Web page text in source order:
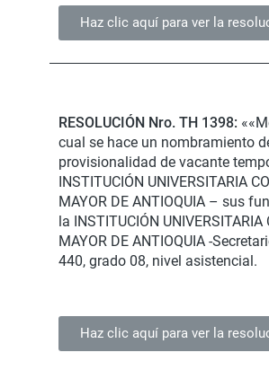
Haz clic aquí para ver la
RESOLUCIÓN Nro. TH 1398:
cual se hace un nombramiento
provisionalidad de vacante
INSTITUCIÓN UNIVERSITARIA
MAYOR DE ANTIOQUIA – sus
la INSTITUCIÓN UNIVERSITARIA
MAYOR DE ANTIOQUIA -
440, grado 08, nivel asistencial.
Haz clic aquí para ver la